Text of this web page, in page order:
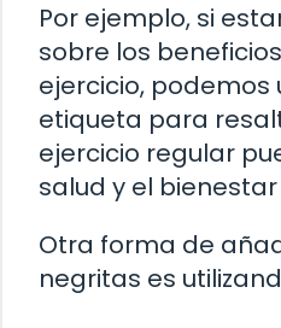
Por ejemplo, si
sobre los
ejercicio, podemos
etiqueta para
ejercicio regular
salud y el
Otra forma de
negritas es